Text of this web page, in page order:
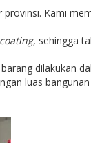
Kami
, sehingga
dilakukan
luas